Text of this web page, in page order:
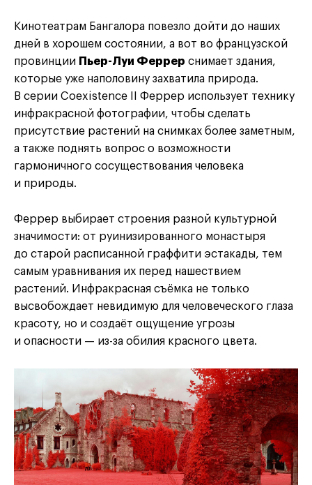
Кинотеатрам Бангалора повезло дойти до наших
дней в хорошем состоянии, а вот во французской
провинции Пьер-Луи Феррер снимает здания,
которые уже наполовину захватила природа.
В серии Coexistence II Феррер использует технику
инфракрасной фотографии, чтобы сделать
присутствие растений на снимках более заметным,
а также поднять вопрос о возможности
гармоничного сосуществования человека
и природы.
Феррер выбирает строения разной культурной
значимости: от руинизированного монастыря
до старой расписанной граффити эстакады, тем
самым уравнивания их перед нашествием
растений. Инфракрасная съёмка не только
высвобождает невидимую для человеческого глаза
красоту, но и создаёт ощущение угрозы
и опасности — из-за обилия красного цвета.